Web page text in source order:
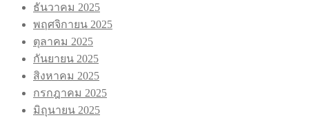
ธันวาคม 2025
พฤศจิกายน 2025
ตุลาคม 2025
กันยายน 2025
สิงหาคม 2025
กรกฎาคม 2025
มิถุนายน 2025